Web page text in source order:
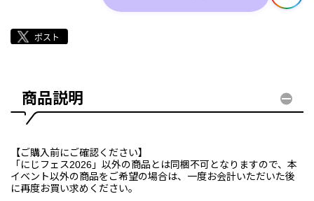
商品説明
【ご購入前にご確認ください】
「にじフェス2026」以外の商品とは同梱不可となりますので、本
イベント以外の商品をご希望の場合は、一度お会計いただいた後
に再度お買い求めください。